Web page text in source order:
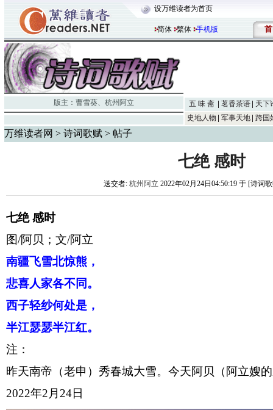
设万维读者为首页
简体 繁体 手机版 首
版主： 曹雪葵、 杭州阿立 五 味 斋 茗香茶语
天下
史地人物
军事天地 跨国
万维读者网 > 诗词歌赋 > 帖子
七绝 感时
送交者: 杭州阿立 2022年02月24日04:50:19 于 [诗词
七绝 感时
图/阿贝；文/阿立
南疆飞雪北惊熊，
悲喜人家各不同。
西子轻纱何处是，
半江瑟瑟半江红。
注：
昨天南帝（老申）秀春城大雪。今天阿贝（阿立嫂
2022年2月24日